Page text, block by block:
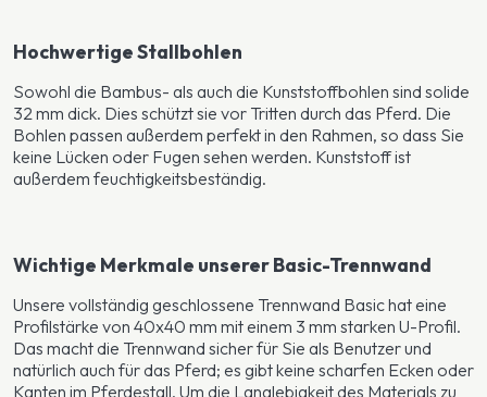
Hochwertige Stallbohlen
Sowohl die Bambus- als auch die Kunststoffbohlen sind solide
32 mm dick. Dies schützt sie vor Tritten durch das Pferd. Die
Bohlen passen außerdem perfekt in den Rahmen, so dass Sie
keine Lücken oder Fugen sehen werden. Kunststoff ist
außerdem feuchtigkeitsbeständig.
Wichtige Merkmale unserer Basic-Trennwand
Unsere vollständig geschlossene Trennwand Basic hat eine
Profilstärke von 40x40 mm mit einem 3 mm starken U-Profil.
Das macht die Trennwand sicher für Sie als Benutzer und
natürlich auch für das Pferd; es gibt keine scharfen Ecken oder
Kanten im Pferdestall. Um die Langlebigkeit des Materials zu